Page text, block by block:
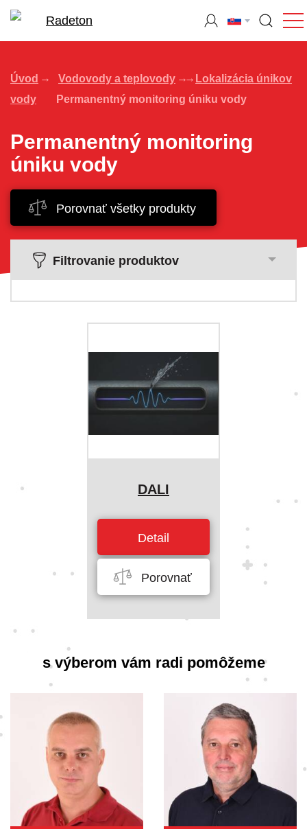
Úvod Vodovody a teplovody
Lokalizácia únikov
vody
Permanentný monitoring úniku vody
Permanentný monitoring
úniku vody
Porovnať všetky produkty
Filtrovanie produktov
DALI
Detail
Porovnať
s výberom vám radi pomôžeme